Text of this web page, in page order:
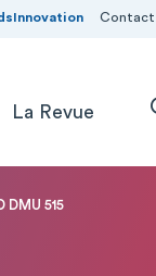
Contact
La Revue
DMU 515